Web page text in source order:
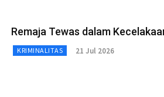
Remaja Tewas dalam
KRIMINALITAS 21 Jul 2026